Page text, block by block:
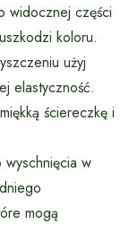
widocznej części
koloru.
użyj
elastyczność.
ściereczkę i
w
mogą